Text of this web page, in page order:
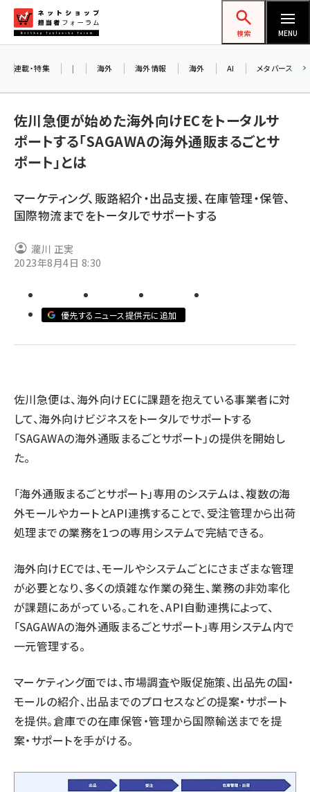
ン
ネットショップ担当者フォーラム
検索 MENU
amazon (2255)
楽天 (1874)
アスクル (1122)
ビィ・フォアード (776)
連載・特集 | 海外 海外情報 海外 AI メタバース
佐川急便が始めた海外向けECをトータルサ
ポートする「SAGAWAの海外通販まるごとサ
ポート」とは
マーケティング、販路紹介・出品支援、在庫管理・保管、
国際物流までをトータルでサポートする
瀧川 正実
2023年8月4日 8:30
優先するニュース提供元に追加
佐川急便は、海外向けECに課題を抱えている事業者に対
して、海外向けビジネスをトータルでサポートする
「SAGAWAの海外通販まるごとサポート」の提供を開始し
た。
「海外通販まるごとサポート」専用のシステムは、複数の海
外モールやカートとAPI連携することで、受注管理から出荷
処理までの業務を1つの専用システムで完結できる。
海外向けECでは、モールやシステムごとにさまざまな管理
が必要となり、多くの煩雑な作業の発生、業務の非効率化
が課題にあがっている。これを、API自動連携によって、
「SAGAWAの海外通販まるごとサポート」専用システム内で
一元管理する。
マーケティング面では、市場調査や販促施策、出品先の国・
モールの紹介、出品までのプロセスなどの提案・サポート
を提供。倉庫での在庫保管・管理から国際輸送までを提
案・サポートを手がける。
お